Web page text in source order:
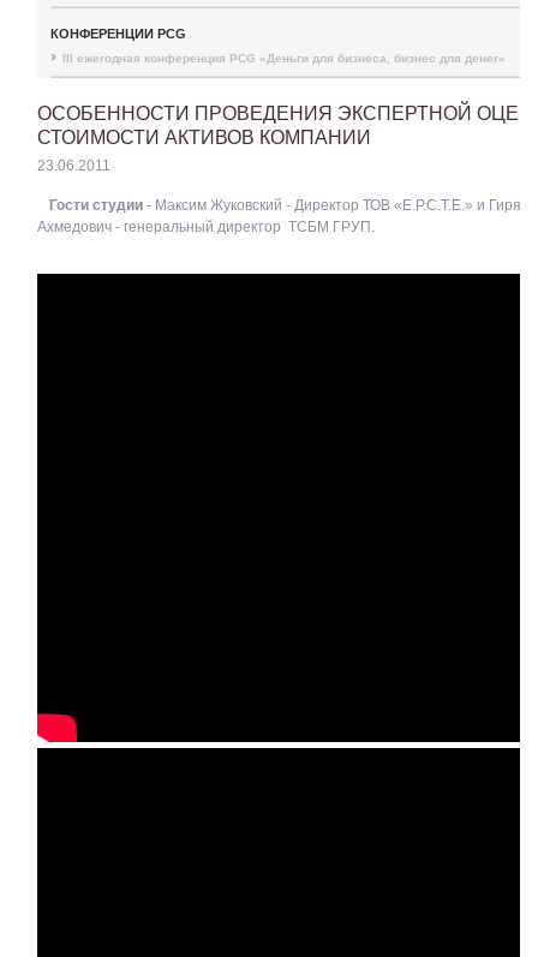
КОНФЕРЕНЦИИ PCG
III ежегодная конференция PCG «Деньги для бизнеса, бизнес для денег»
ОСОБЕННОСТИ ПРОВЕДЕНИЯ ЭКСПЕРТНОЙ
СТОИМОСТИ АКТИВОВ КОМПАНИИ
23.06.2011
Гости студии - Максим Жуковский - Директор ТОВ «Е.Р.С.Т.Е.» и
Ахмедович - генеральный директор ТСБМ ГРУП.